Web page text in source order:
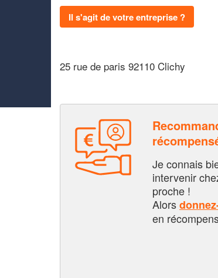
Il s'agit de votre entreprise ?
25 rue de paris 92110 Clichy
Je connais
intervenir
proche !
Alors
en